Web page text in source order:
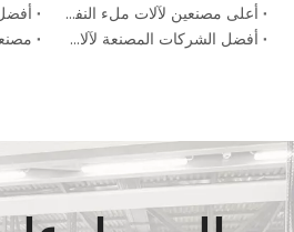
أعلى مصنعين لآلات ملء النفط في الولايات المتحدة
أفضل الشركات المصنعة لآلات ملء المشروبات الغازية